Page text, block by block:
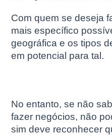
Com quem se deseja
mais específico
geográfica e os tipos
em potencial para tal.
No entanto, se não
fazer negócios, não
sim deve reconhecer